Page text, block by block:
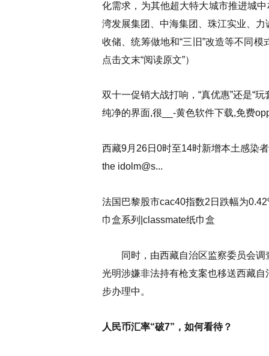
化需求，为其他超大特大城市推进城
湾发展集团、中海集团、珠江实业、
收储、统筹做地和“三旧”改造等不同
点击文末“阅读原文”）
双十一促销大战打响，“真优惠”还是“
纯净的界面,很__-黄色软件下载,免费
西藏9月26日0时至14时新增本土感染
the idolm@s...
法国巴黎股市cac40指数2日跌幅为
巾盒系列|classmate纸巾盒
同时，由西藏自治区监察委员会调
光明涉嫌非法持有枪支案也移送西藏
步办理中。
人民币汇率“破7”，如何看待？